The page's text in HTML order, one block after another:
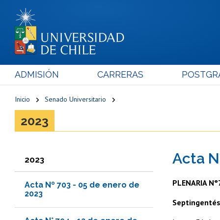
ADMISIÓN CARRERAS
Inicio Senado Universitario
2023
2023
Acta Nº 703 - 05 de enero de
2023
Acta
PLENARIA